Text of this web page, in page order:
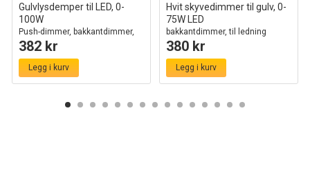
Gulvlysdemper til LED, 0-
100W
Push-dimmer, bakkantdimmer,
sort
382 kr
Legg i kurv
Hvit skyvedimmer til gulv, 0-
75W LED
bakkantdimmer, til ledning
380 kr
Legg i kurv